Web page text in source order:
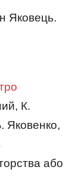
Яковець.
К.
Яковенко,
або